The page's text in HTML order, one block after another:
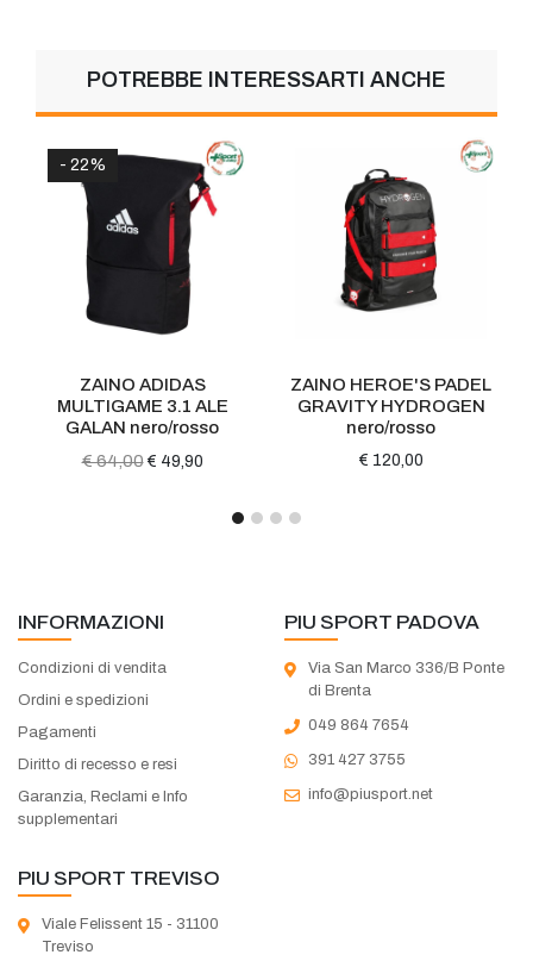
POTREBBE INTERESSARTI ANCHE
- 22%
ZAINO ADIDAS
MULTIGAME 3.1 ALE
GALAN nero/rosso
€ 64,00 € 49,90
ZAINO HEROE'S PADEL
GRAVITY HYDROGEN
nero/rosso
€ 120,00
INFORMAZIONI
Condizioni di vendita
Ordini e spedizioni
Pagamenti
Diritto di recesso e resi
Garanzia, Reclami e Info
supplementari
PIU SPORT PADOVA
Via San Marco 336/B Ponte
di Brenta
049 864 7654
391 427 3755
info@piusport.net
PIU SPORT TREVISO
Viale Felissent 15 - 31100
Treviso